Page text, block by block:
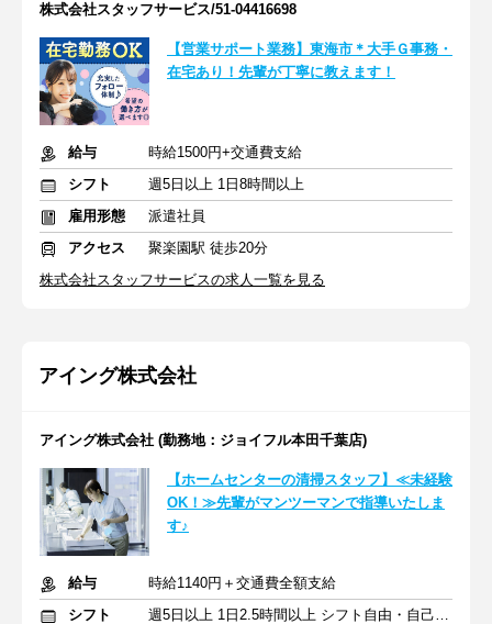
株式会社スタッフサービス/51-04416698
【営業サポート業務】東海市＊大手Ｇ事務・
在宅あり！先輩が丁寧に教えます！
給与
時給1500円+交通費支給
シフト
週5日以上 1日8時間以上
雇用形態
派遣社員
アクセス
聚楽園駅 徒歩20分
株式会社スタッフサービスの求人一覧を見る
アイング株式会社
アイング株式会社 (勤務地：ジョイフル本田千葉店)
【ホームセンターの清掃スタッフ】≪未経験
OK！≫先輩がマンツーマンで指導いたしま
す♪
給与
時給1140円＋交通費全額支給
シフト
週5日以上 1日2.5時間以上 シフト自由・自己申告